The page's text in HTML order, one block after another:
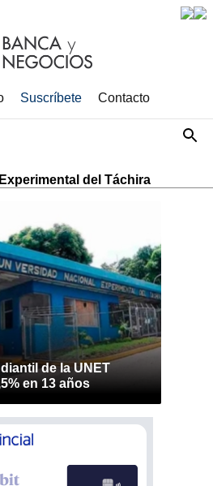
Suscríbete Contacto
del Táchira
de la UNET
en 13 años